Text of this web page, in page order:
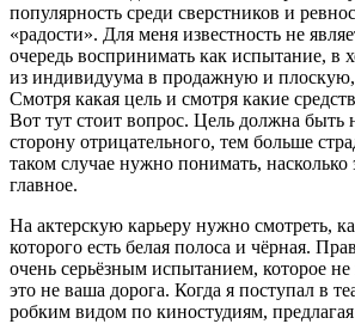
популярность среди сверстников и
«радости». Для меня известность не
очередь воспринимать как испытание, в
из индивидуума в продажную и плоскую,
Смотря какая цель и смотря какие
Вот тут стоит вопрос. Цель должна быть
сторону отрицательного, тем больше
таком случае нужно понимать,
главное.
На актерскую карьеру нужно смотреть,
которого есть белая полоса и чёрная.
очень серьёзным испытанием, которое
это не ваша дорога. Когда я поступал в
робким видом по киностудиям,